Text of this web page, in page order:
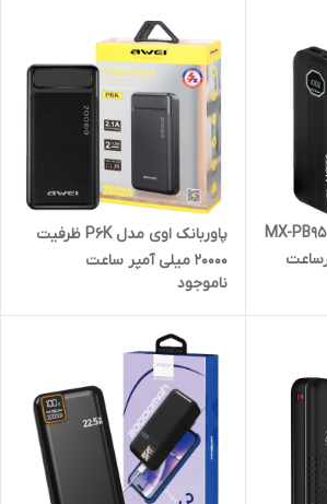
پاوربانک موکسوم مدل MX-PB95
پاوربانک اوی مدل P6K ظرفیت
20000 میلی آمپر ساعت
ناموجود